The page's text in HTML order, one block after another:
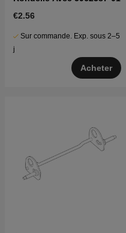
€2.56
Sur commande. Exp. sous 2–5
j
Acheter